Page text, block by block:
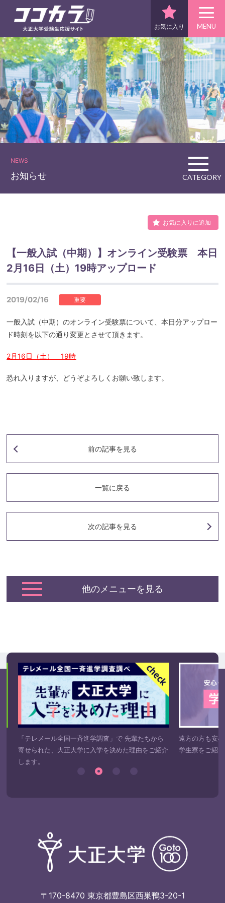
お気に入り MENU
NEWS
お知らせ CATEGORY
お気に入りに追加
【一般入試（中期）】オンライン受験票 本日
2月16日（土）19時アップロード
2019/02/16 重要
一般入試（中期）のオンライン受験票について、本日分アップロー
ド時刻を以下の通り変更とさせて頂きます。
2月16日（土） 19時
恐れ入りますが、どうぞよろしくお願い致します。
前の記事を見る
一覧に戻る
次の記事を見る
他のメニューを見る
「テレメール全国一斉進学調査」で 先輩たちから
寄せられた、大正大学に入学を決めた理由をご紹介
します。
遠方の方も安
学生寮をご紹
〒170-8470 東京都豊島区西巣鴨3-20-1